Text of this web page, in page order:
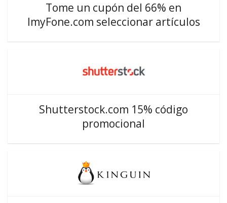
Tome un cupón del 66% en
ImyFone.com seleccionar artículos
Shutterstock.com 15% código
promocional